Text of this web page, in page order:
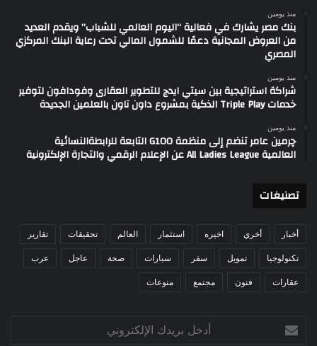
منذ يومين
بنك مصر يشارك في فعالية “اليوم العالمي للشباب” ويقدم العديد
من العروض المجانية دعمًا للشمول المالي تحت رعاية البنك المركزي
المصري
منذ يومين
شراكة استراتيجية بين سيتي ايدج للتطوير العقارى وفودافون لتوفير
خدمات Triple Play الذكية بمشروع داون تاون بالعلمين الجديدة
منذ يومين
چرمين عامر تنضم إلى منظمة G100 التابعة للرابطةالنسائية
العالمية All Ladies League عن الإعلام الرقمي والتجارة الإلكترونية
تصنيغات
أخبار أخري اخيره استثمار العالم تحقيقات تقارير
تكنولوجيا تمويل سفر سيارات صحة عاجل عرب
عقارات فنون مجتمع منوعات
بريدك